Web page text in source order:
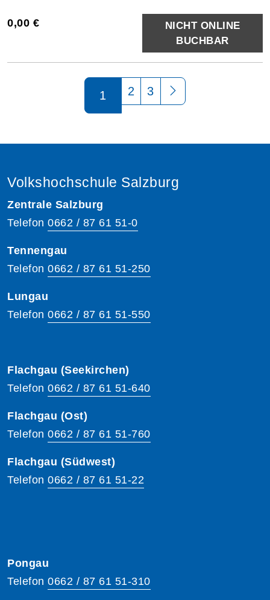
0,00 €
NICHT ONLINE
BUCHBAR
1 2 3
Volkshochschule Salzburg
Zentrale Salzburg
Telefon 0662 / 87 61 51-0
Tennengau
Telefon 0662 / 87 61 51-250
Lungau
Telefon 0662 / 87 61 51-550
Flachgau (Seekirchen)
Telefon 0662 / 87 61 51-640
Flachgau (Ost)
Telefon 0662 / 87 61 51-760
Flachgau (Südwest)
Telefon 0662 / 87 61 51-22
Pongau
Telefon 0662 / 87 61 51-310